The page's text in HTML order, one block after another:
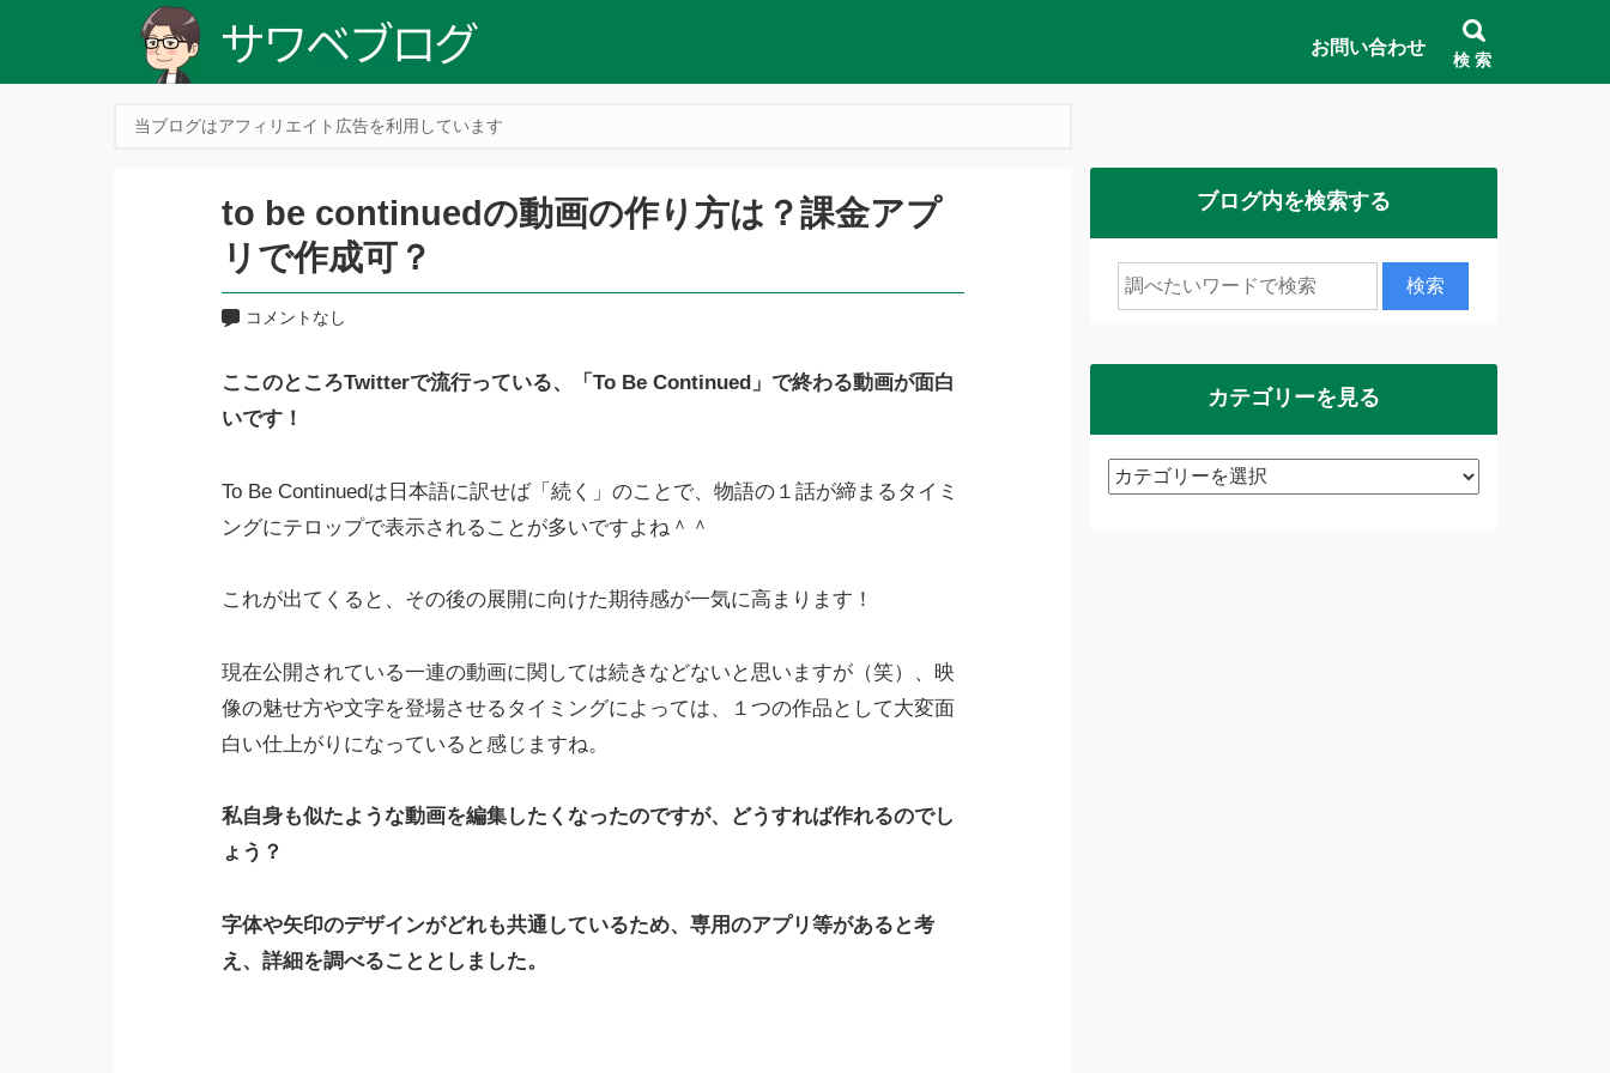
お問い合わせ
検 索
当ブログはアフィリエイト広告を利用しています
to be continuedの動画の作り方は？課金アプ
リで作成可？
コメントなし
ここのところTwitterで流行っている、「To Be Continued」で終わる動画が面白
いです！
To Be Continuedは日本語に訳せば「続く」のことで、物語の１話が締まるタイミ
ングにテロップで表示されることが多いですよね＾＾
これが出てくると、その後の展開に向けた期待感が一気に高まります！
現在公開されている一連の動画に関しては続きなどないと思いますが（笑）、映
像の魅せ方や文字を登場させるタイミングによっては、１つの作品として大変面
白い仕上がりになっていると感じますね。
私自身も似たような動画を編集したくなったのですが、どうすれば作れるのでし
ょう？
字体や矢印のデザインがどれも共通しているため、専用のアプリ等があると考
え、詳細を調べることとしました。
ブログ内を検索する
カテゴリーを見る
カ